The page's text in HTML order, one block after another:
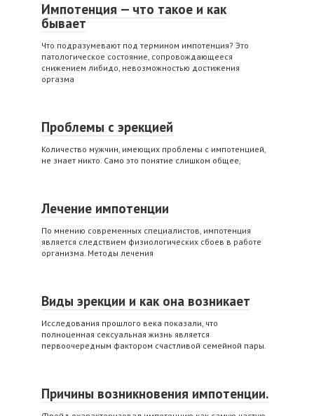
Импотенция — что такое и как
бывает
Что подразумевают под термином импотенция? Это
патологическое состояние, сопровождающееся
снижением либидо, невозможностью достижения
оргазма
Проблемы с эрекцией
Количество мужчин, имеющих проблемы с импотенцией,
не знает никто. Само это понятие слишком общее,
Лечение импотенции
По мнению современных специалистов, импотенция
является следствием физиологических сбоев в работе
организма. Методы лечения
Виды эрекции и как она возникает
Исследования прошлого века показали, что
полноценная сексуальная жизнь является
первоочередным фактором счастливой семейной пары.
Причины возникновения импотенции.